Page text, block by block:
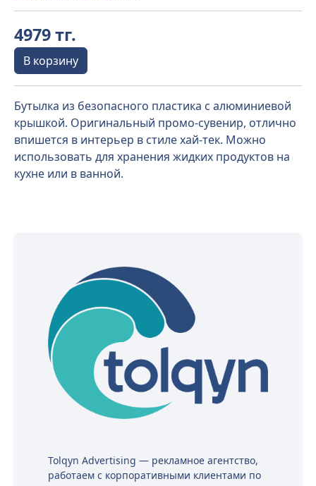
4979 тг.
В корзину
Бутылка из безопасного пластика с алюминиевой
крышкой. Оригинальный промо-сувенир, отлично
впишется в интерьер в стиле хай-тек. Можно
использовать для хранения жидких продуктов на
кухне или в ванной.
Tolqyn Advertising — рекламное агентство,
работаем с корпоративными клиентами по